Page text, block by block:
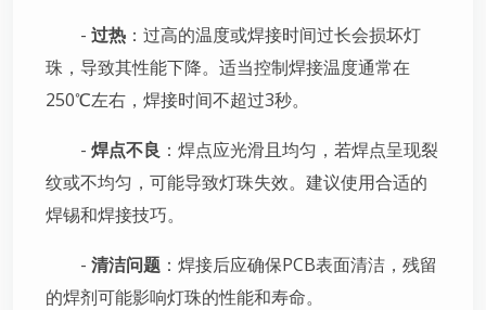
- 过热 ：过高的温度或焊接时间过长会损坏灯
珠，导致其性能下降。适当控制焊接温度通常在
250℃左右，焊接时间不超过3秒。
- 焊点不良 ：焊点应光滑且均匀，若焊点呈现裂
纹或不均匀，可能导致灯珠失效。建议使用合适的
焊锡和焊接技巧。
- 清洁问题 ：焊接后应确保PCB表面清洁，残留
的焊剂可能影响灯珠的性能和寿命。